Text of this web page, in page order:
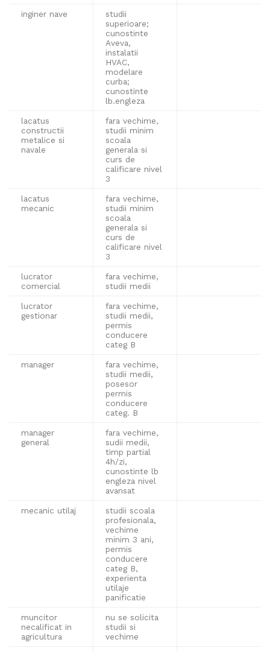
inginer nave
studii
superioare;
cunostinte
Aveva,
instalatii
HVAC,
modelare
curba;
cunostinte
lb.engleza
lacatus
constructii
metalice si
navale
fara vechime,
studii minim
scoala
generala si
curs de
calificare nivel
3
lacatus
mecanic
fara vechime,
studii minim
scoala
generala si
curs de
calificare nivel
3
lucrator
comercial
fara vechime,
studii medii
lucrator
gestionar
fara vechime,
studii medii,
permis
conducere
categ B
manager
fara vechime,
studii medii,
posesor
permis
conducere
categ. B
manager
general
fara vechime,
sudii medii,
timp partial
4h/zi,
cunostinte lb
engleza nivel
avansat
mecanic utilaj
studii scoala
profesionala,
vechime
minim 3 ani,
permis
conducere
categ B,
experienta
utilaje
panificatie
muncitor
necalificat in
agricultura
nu se solicita
studii si
vechime